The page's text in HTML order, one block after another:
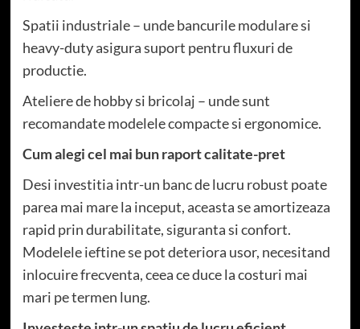
Spatii industriale – unde bancurile modulare si
heavy-duty asigura suport pentru fluxuri de
productie.
Ateliere de hobby si bricolaj – unde sunt
recomandate modelele compacte si ergonomice.
Cum alegi cel mai bun raport calitate-pret
Desi investitia intr-un banc de lucru robust poate
parea mai mare la inceput, aceasta se amortizeaza
rapid prin durabilitate, siguranta si confort.
Modelele ieftine se pot deteriora usor, necesitand
inlocuire frecventa, ceea ce duce la costuri mai
mari pe termen lung.